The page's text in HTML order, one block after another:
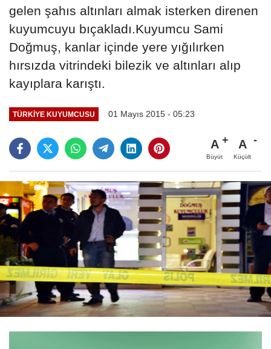
gelen şahıs altınları almak isterken direnen
kuyumcuyu bıçakladı.Kuyumcu Sami
Doğmuş, kanlar içinde yere yığılırken
hırsızda vitrindeki bilezik ve altınları alıp
kayıplara karıştı.
TÜRKIYE KUYUMCUSU 01 Mayıs 2015 - 05:23
A
Büyüt
A
Küçült